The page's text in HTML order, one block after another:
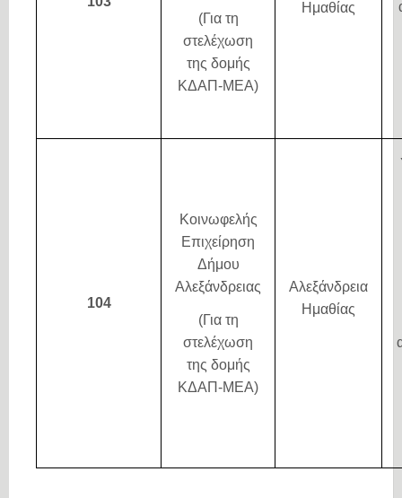
(Για τη
στελέχωση
της δομής
ΚΔΑΠ-ΜΕΑ)
Ημαθίας
104
Κοινωφελής
Επιχείρηση
Δήμου
Αλεξάνδρειας
(Για τη
στελέχωση
της δομής
ΚΔΑΠ-ΜΕΑ)
Αλεξάνδρεια
Ημαθίας